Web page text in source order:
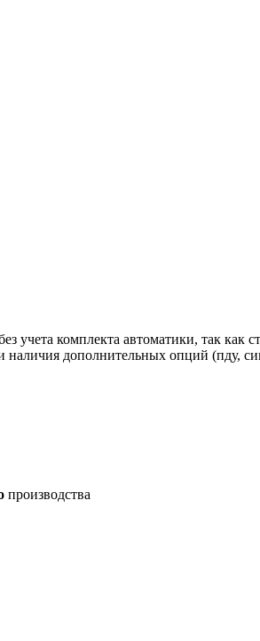
комплекта автоматики, так как
дополнительных опций (пду,
производства